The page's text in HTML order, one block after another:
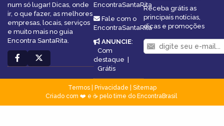
num só lugar! Dicas, onde
ir, o que fazer, as melhores
empresas, locais, serviços
e muito mais no guia
Encontra SantaRita.
EncontraSantaRita
Fale com o
EncontraSantaRita
ANUNCIE:
Com
destaque
Grátis
Receba grátis as
principais notícias,
dicas e promoções
Termos| Privacidade
Sitemap
Criado com ❤️ e ☕ pelo time do EncontraBrasil